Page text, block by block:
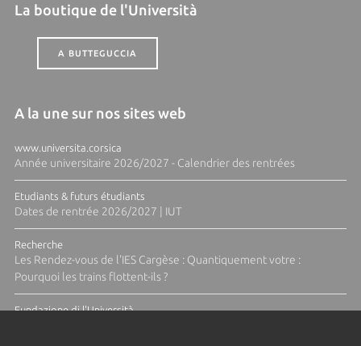
La boutique de l'Università
A BUTTEGUCCIA
A la une sur nos sites web
www.universita.corsica
Année universitaire 2026/2027 - Calendrier des rentrées
Etudiants & futurs étudiants
Dates de rentrée 2026/2027 | IUT
Recherche
Les Rendez-vous de l'IES Cargèse : Quantiquement votre :
Pourquoi les trains flottent-ils ?
Fundazione di l'Università